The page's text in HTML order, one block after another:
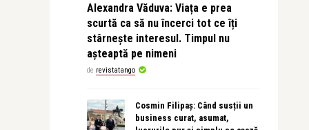
Alexandra Văduva: Viața e prea
scurtă ca să nu încerci tot ce îți
stârnește interesul. Timpul nu
așteaptă pe nimeni
de revistatango
Cosmin Filipaș: Când susții un
business curat, asumat,